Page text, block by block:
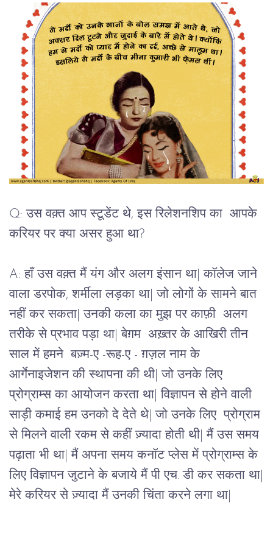
Q: उस वक़्त आप स्टूडेंट थे, इस रिलेशनशिप का आपके
करियर पर क्या असर हुआ था?
A: हाँ उस वक़्त मैं यंग और अलग इंसान था| कॉलेज जाने
वाला डरपोक, शर्मीला लड़का था| जो लोगों के सामने बात
नहीं कर सकता| उनकी कला का मुझ पर काफ़ी अलग
तरीके से प्रभाव पड़ा था| बेग़म अख़्तर के आखिरी तीन
साल में हमने बज़्म-ए -रूह-ए - ग़ज़ल नाम के
आर्गेनाइजेशन की स्थापना की थी| जो उनके लिए
प्रोग्राम्स का आयोजन करता था| विज्ञापन से होने वाली
साड़ी कमाई हम उनको दे देते थे| जो उनके लिए प्रोग्राम
से मिलने वाली रकम से कहीं ज़्यादा होती थी| मैं उस समय
पढ़ाता भी था| मैं अपना समय कनॉट प्लेस में प्रोग्राम्स के
लिए विज्ञापन जुटाने के बजाये मैं पी एच. डी कर सकता था|
मेरे करियर से ज़्यादा मैं उनकी चिंता करने लगा था|